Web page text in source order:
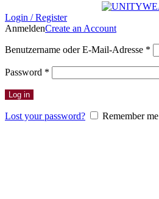
Login / Register
AnmeldenCreate an Account
Benutzername oder E-Mail-Adresse *
Password *
Log in
Lost your password? Remember me